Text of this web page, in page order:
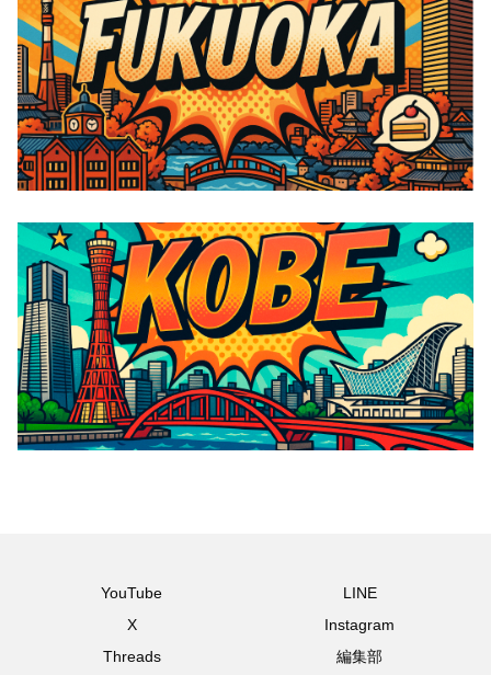
YouTube
LINE
X
Instagram
Threads
編集部